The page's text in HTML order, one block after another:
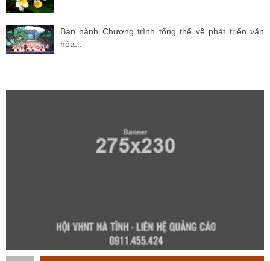
Ban hành Chương trình tổng thể về phát triển văn
hóa...